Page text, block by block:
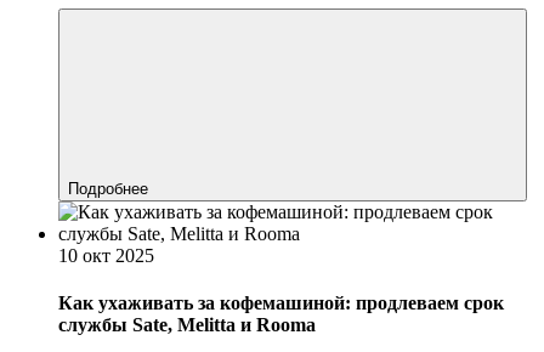
Подробнее
10 окт 2025
Как ухаживать за кофемашиной: продлеваем срок
службы Sate, Melitta и Rooma